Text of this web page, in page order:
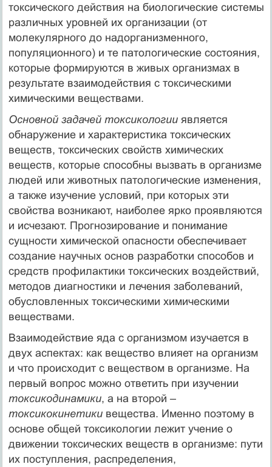
токсического действия на биологические системы
различных уровней их организации (от
молекулярного до надорганизменного,
популяционного) и те патологические состояния,
которые формируются в живых организмах в
результате взаимодействия с токсическими
химическими веществами.
Основной задачей токсикологииявляется
обнаружение и характеристика токсических
веществ, токсических свойств химических
веществ, которые способны вызвать в организме
людей или животных патологические изменения,
а также изучение условий, при которых эти
свойства возникают, наиболее ярко проявляются
и исчезают. Прогнозирование и понимание
сущности химической опасности обеспечивает
создание научных основ разработки способов и
средств профилактики токсических воздействий,
методов диагностики и лечения заболеваний,
обусловленных токсическими химическими
веществами.
Взаимодействие яда с организмом изучается в
двух аспектах: как вещество влияет на организм
и что происходит с веществом в организме. На
первый вопрос можно ответить при изучении
токсикодинамики, а на второй –
токсикокинетикивещества. Именно поэтому в
основе общей токсикологии лежит учение о
движении токсических веществ в организме: пути
их поступления, распределения,